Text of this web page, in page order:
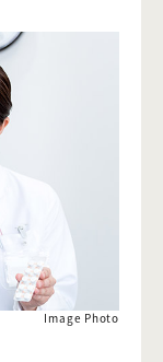
Image Photo